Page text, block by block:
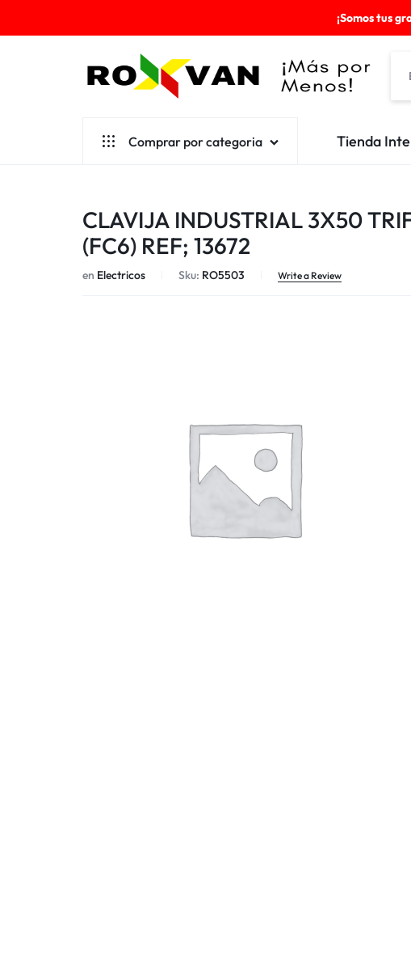
¡Somos tus
¡MÁS
MENOS!
Comprar por categoria
Cafetería
Escolares
Desechables
Todas las categorías
Tienda
CLAVIJA INDUSTRIAL 3X50
(FC6) REF; 13672
en Electricos Sku: RO5503 Write a Review